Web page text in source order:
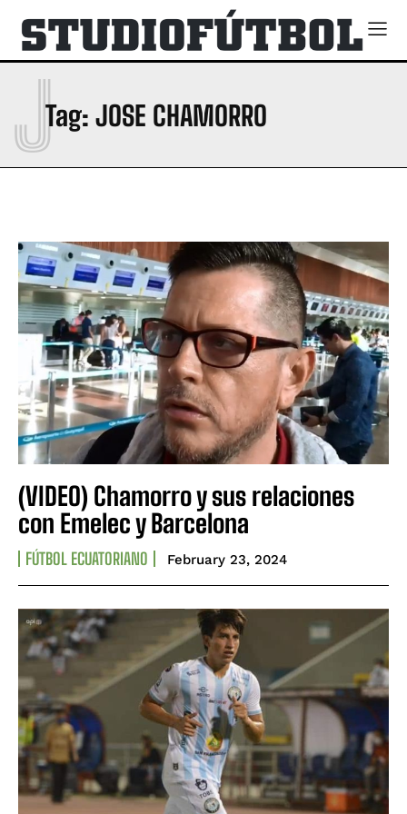
Tag: JOSE CHAMORRO
J
(VIDEO) Chamorro y sus relaciones
con Emelec y Barcelona
FÚTBOL ECUATORIANO February 23, 2024